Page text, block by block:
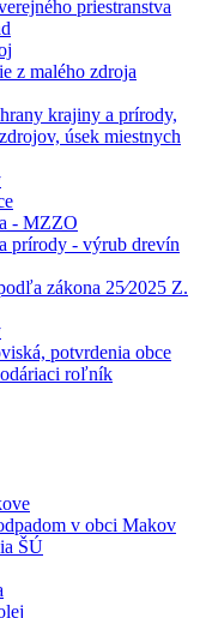
priestranstva
z malého zdroja
krajiny a prírody,
úsek miestnych
- MZZO
prírody - výrub drevín
zákona 25⁄2025 Z.
potvrdenia obce
roľník
v obci Makov
ŠÚ